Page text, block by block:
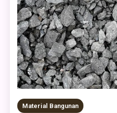
Material Bangunan